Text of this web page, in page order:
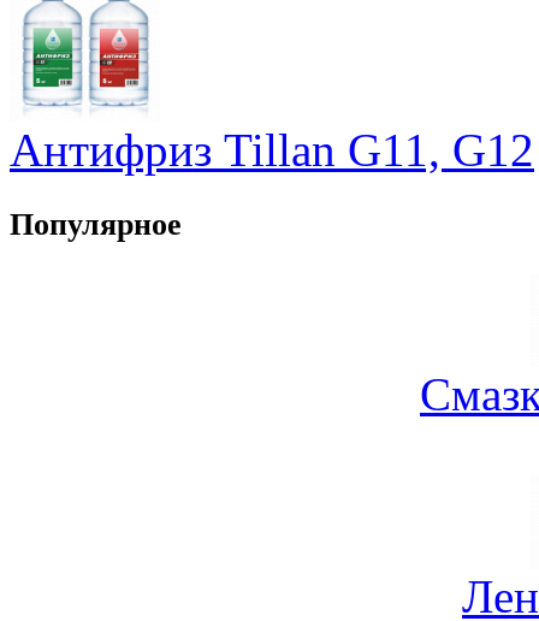
Антифриз Tillan G11, G12
Популярное